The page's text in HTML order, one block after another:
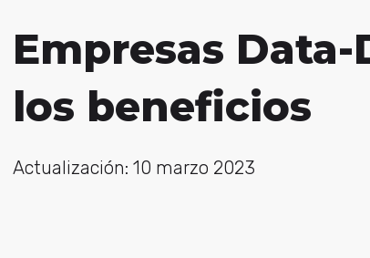
Empresas
los beneficios
Actualización: 10 marzo 2023